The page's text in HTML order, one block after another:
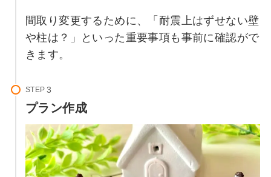
間取り変更するために、「耐震上はずせない壁
や柱は？」といった重要事項も事前に確認がで
きます。
STEP
プラン作成